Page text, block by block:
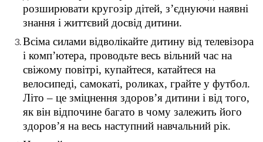
розширювати кругозір дітей, з’єднуючи наявні
знання і життєвий досвід дитини.
Всіма силами відволікайте дитину від телевізора
і комп’ютера, проводьте весь вільний час на
свіжому повітрі, купайтеся, катайтеся на
велосипеді, самокаті, роликах, грайте у футбол.
Літо – це зміцнення здоров’я дитини і від того,
як він відпочине багато в чому залежить його
здоров’я на весь наступний навчальний рік.